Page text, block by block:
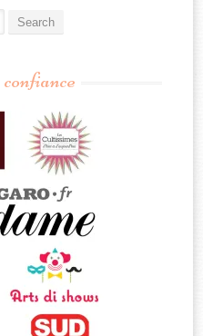
confiance